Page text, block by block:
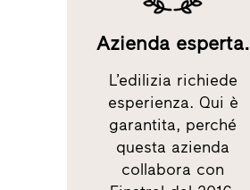
Azienda esperta.
L’edilizia richiede
esperienza. Qui è
garantita, perché
questa azienda
collabora con